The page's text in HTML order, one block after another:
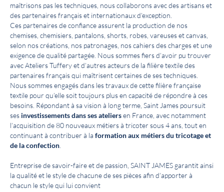
maîtrisons pas les techniques, nous collaborons avec des artisans et
des partenaires français et internationaux d’exception.
Ces partenaires de confiance assurent la production de nos
chemises, chemisiers, pantalons, shorts, robes, vareuses et canvas,
selon nos créations, nos patronages, nos cahiers des charges et une
exigence de qualité partagée. Nous sommes fiers d’avoir pu trouver
avec Ateliers Tuffery et d’autres acteurs de la filière textile des
partenaires français qui maîtrisent certaines de ses techniques.
Nous sommes engagés dans les travaux de cette filière française
textile pour qu’elle soit toujours plus en capacité de répondre à ces
besoins. Répondant à sa vision à long terme, Saint James poursuit
ses investissements dans ses ateliersen France, avec notamment
l’acquisition de 80 nouveaux métiers à tricoter sous 4 ans, tout en
continuant à contribuer à la formation aux métiers du tricotage et
de la confection
Entreprise de savoir-faire et de passion, SAINT JAMES garantit ainsi
la qualité et le style de chacune de ses pièces afin d’apporter à
chacun le style qui lui convient